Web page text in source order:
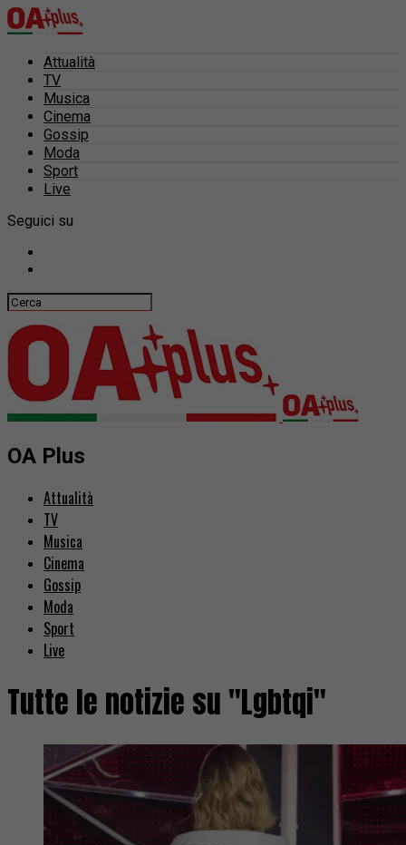
Attualità
TV
Musica
Cinema
Gossip
Moda
Sport
Live
Seguici su
OA Plus
Attualità
TV
Musica
Cinema
Gossip
Moda
Sport
Live
Tutte le notizie su "Lgbtqi"